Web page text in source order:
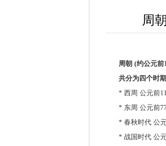
周
周朝 (约公元前
共分为四个时期
* 西周 公元前
* 东周 公元前
* 春秋时代 公元
* 战国时代 公元